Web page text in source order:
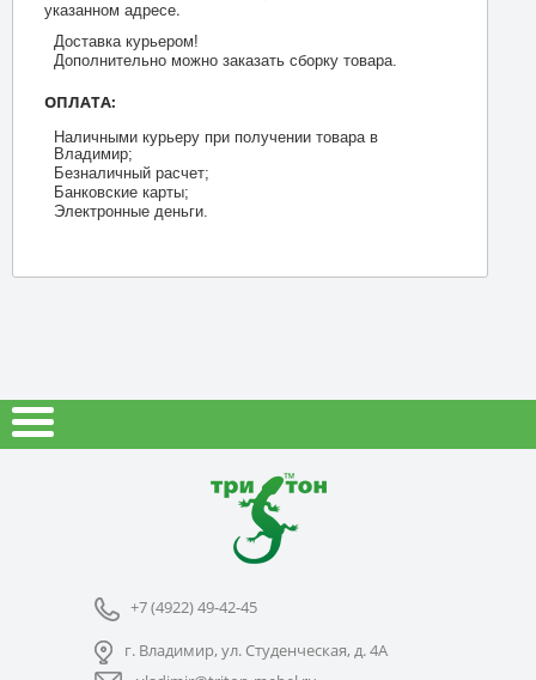
указанном адресе.
Доставка курьером!
Дополнительно можно заказать сборку товара.
ОПЛАТА:
Наличными курьеру при получении товара в
Владимир;
Безналичный расчет;
Банковские карты;
Электронные деньги.
+7 (4922) 49-42-45
г. Владимир, ул. Студенческая, д. 4А